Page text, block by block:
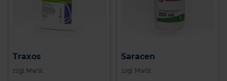
Traxos
zzgl. MwSt.
Saracen
zzgl. MwSt.